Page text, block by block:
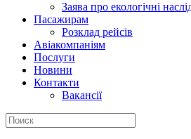
Заява про екологічні
Пасажирам
Розклад рейсів
Авіакомпаніям
Послуги
Новини
Контакти
Вакансії